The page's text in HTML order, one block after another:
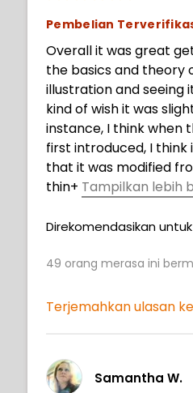
Pembelian
Overall it was great
the basics and theory
illustration and seeing
kind of wish it was
instance, I think when
first introduced, I
that it was modified
thin+ Tampilkan lebih
to make the oval
would've been nice.
like the color palette
landscapes, it seems
tutorial art favors
Direkomendasikan untuk
49 orang merasa ini
Terjemahkan ulasan
Samantha W.